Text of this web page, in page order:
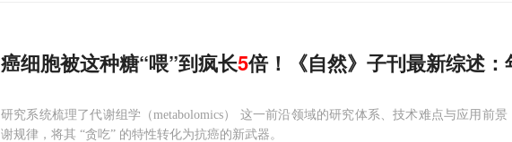
癌细胞被这种糖“喂”到疯长5倍！《自然》子刊最新综述
研究系统梳理了代谢组学（metabolomics） 这一前沿领域的研究体系、技术难点与应用前
谢规律，将其 “贪吃” 的特性转化为抗癌的新武器。